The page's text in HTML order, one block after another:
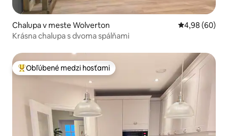
Chalupa v meste Wolverton Priemerné
4,98 (60)
Krásna chalupa s dvoma spálňami
Najobľúbenejšie medzi hosťami
Obľúbené medzi hosťami